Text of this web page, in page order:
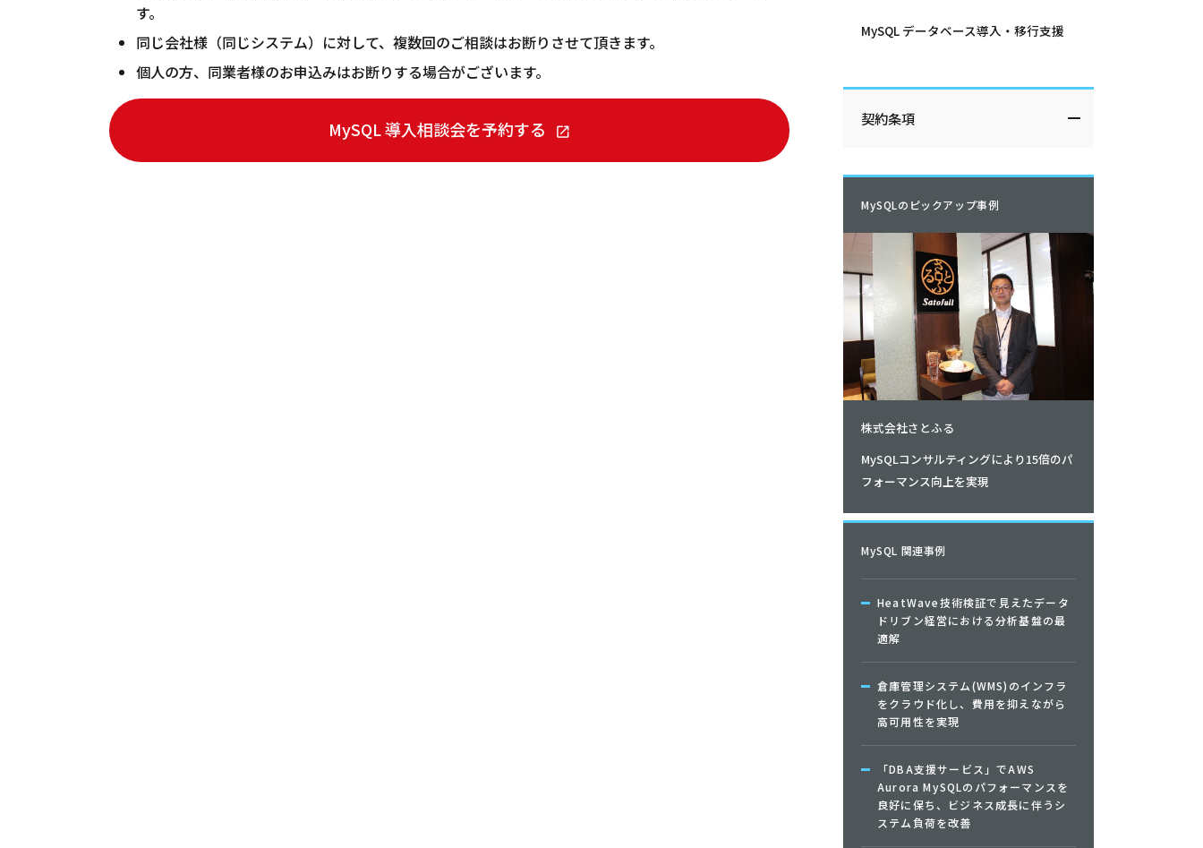
す。
同じ会社様（同じシステム）に対して、複数回のご相談はお断りさせて頂きます。
個人の方、同業者様のお申込みはお断りする場合がございます。
MySQL 導入相談会を予約する
MySQL データベース導入・移行支援
契約条項
MySQLのピックアップ事例
株式会社さとふる
MySQLコンサルティングにより15倍のパ
フォーマンス向上を実現
MySQL 関連事例
HeatWave技術検証で見えたデータ
ドリブン経営における分析基盤の最
適解
倉庫管理システム(WMS)のインフラ
をクラウド化し、費用を抑えながら
高可用性を実現
「DBA支援サービス」でAWS
Aurora MySQLのパフォーマンスを
良好に保ち、ビジネス成長に伴うシ
ステム負荷を改善